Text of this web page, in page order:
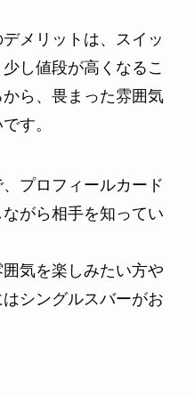
メリットは、スイッ
し値段が高くなるこ
ら、畏まった雰囲気
す。
プロフィールカード
がら相手を知ってい
気を楽しみたい方や
シングルスバーがお